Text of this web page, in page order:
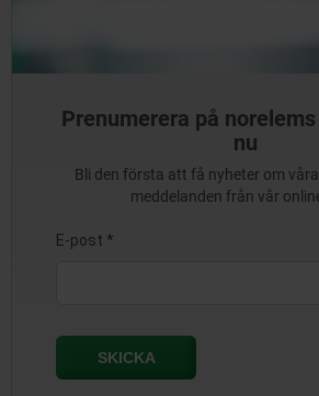
Prenumerera på
nu
Bli den första att få nyheter om
meddelanden från vår